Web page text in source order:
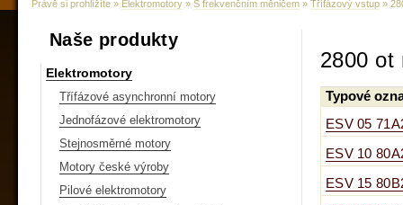
Právě si prohlížíte » Elektromotory » S frekvenčním měničem » Třífázový vstup »
Naše produkty
Elektromotory
Třífázové asynchronní motory
Jednofázové elektromotory
Stejnosměrné motory
Motory české výroby
Pilové elektromotory
2800 ot
Typové
ESV 05
ESV 10
ESV 15